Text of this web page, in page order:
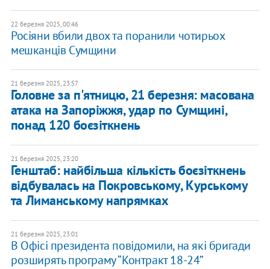
22 березня 2025, 00:46
Росіяни вбили двох та поранили чотирьох
мешканців Сумщини
21 березня 2025, 23:57
Головне за п'ятницю, 21 березня: масована
атака на Запоріжжя, удар по Сумщині,
понад 120 боєзіткнень
21 березня 2025, 23:20
Генштаб: найбільша кількість боєзіткнень
відбувалась на Покровському, Курському
та Лиманському напрямках
21 березня 2025, 23:01
В Офісі президента повідомили, на які бригади
розширять програму “Контракт 18-24”